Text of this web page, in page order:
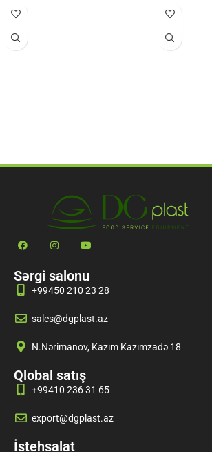
yuyula bilər; Yağ, sous,
yuyula bilər;
Sərgi salonu
+99450 210 23 28
sales@dgplast.az
N.Nərimanov, Kazım Kazımzadə 18
Qlobal satış
+99410 236 31 65
export@dgplast.az
İstehsalat